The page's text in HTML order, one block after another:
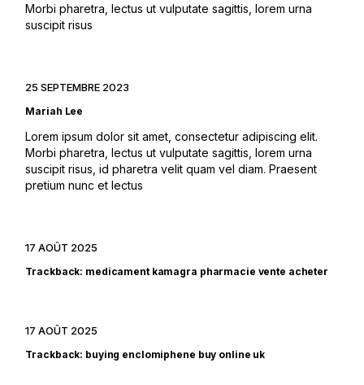
Morbi pharetra, lectus ut vulputate sagittis, lorem urna
suscipit risus
25 SEPTEMBRE 2023
Mariah Lee
Lorem ipsum dolor sit amet, consectetur adipiscing elit.
Morbi pharetra, lectus ut vulputate sagittis, lorem urna
suscipit risus, id pharetra velit quam vel diam. Praesent
pretium nunc et lectus
17 AOÛT 2025
Trackback: medicament kamagra pharmacie vente acheter
17 AOÛT 2025
Trackback: buying enclomiphene buy online uk